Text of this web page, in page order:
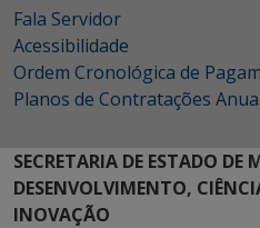
Fala Servidor
Acessibilidade
Ordem Cronológica de
Planos de Contratações
SECRETARIA DE ESTADO DE
DESENVOLVIMENTO,
INOVAÇÃO